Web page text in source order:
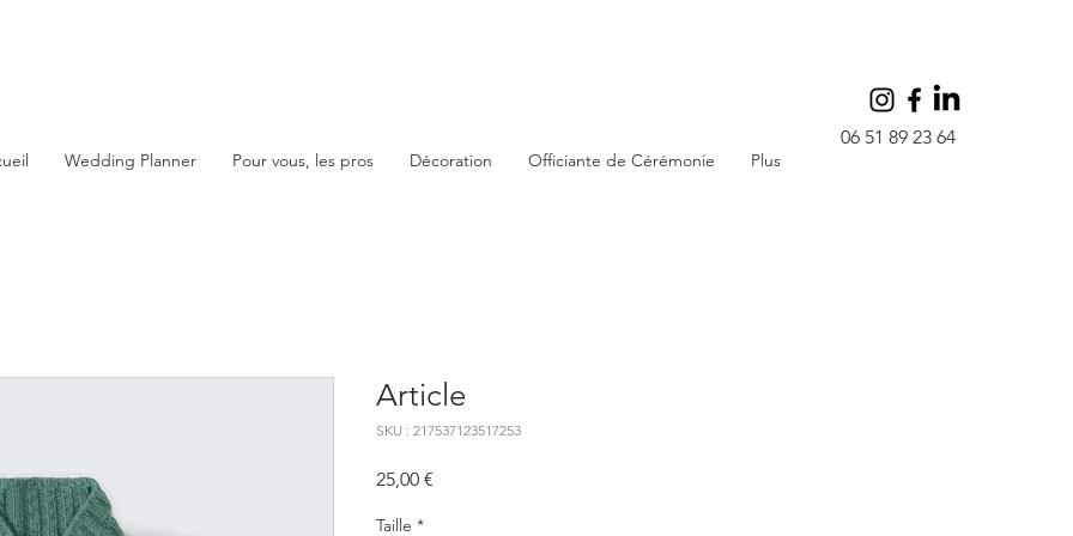
Wedding Planner Pour vous, les pros Décoration Officiante de Cérémonie Plus
06 51 89 23 64
Article
SKU : 217537123517253
25,00 €
Taille *